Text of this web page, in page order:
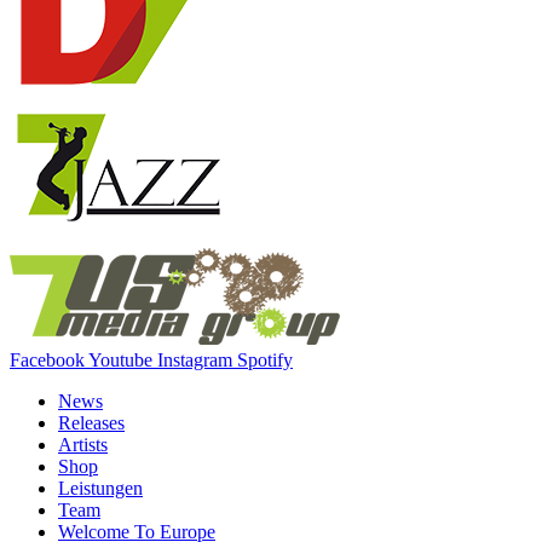
FacebookYoutube Instagram Spotify
News
Releases
Artists
Shop
Leistungen
Team
Welcome To Europe